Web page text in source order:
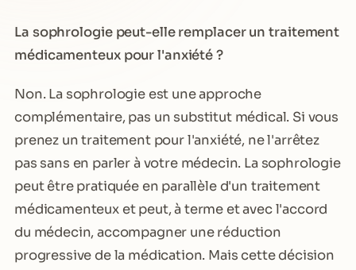
La sophrologie peut-elle remplacer un traitement
médicamenteux pour l'anxiété ?
Non. La sophrologie est une approche
complémentaire, pas un substitut médical. Si vous
prenez un traitement pour l'anxiété, ne l'arrêtez
pas sans en parler à votre médecin. La sophrologie
peut être pratiquée en parallèle d'un traitement
médicamenteux et peut, à terme et avec l'accord
du médecin, accompagner une réduction
progressive de la médication. Mais cette décision